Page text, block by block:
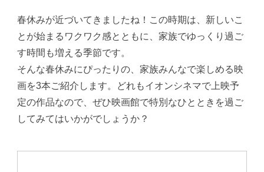
春休みが近づいてきましたね！この時期は、新しいこ
とが始まるワクワク感とともに、家族でゆっくり過ご
す時間も増える季節です。
そんな春休みにぴったりの、家族みんなで楽しめる映
画を3本ご紹介します。どれもイオンシネマで上映予
定の作品なので、ぜひ映画館で特別なひとときを過ご
してみてはいかがでしょうか？